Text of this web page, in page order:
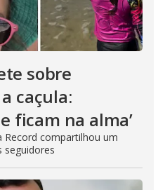
sobre
caçula:
ficam na alma’
Record compartilhou um